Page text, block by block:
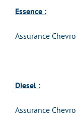
Essence :
Assurance
Diesel :
Assurance